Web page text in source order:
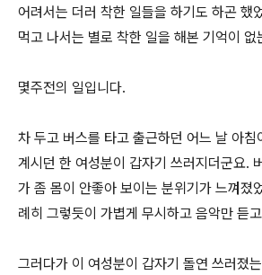
어려서는 더러 착한 일들을 하기도 하곤 했
먹고 나서는 별로 착한 일을 해본 기억이 없
몇주전의 일입니다.
차 두고 버스를 타고 출근하던 어느 날 아침
계시던 한 여성분이 갑자기 쓰러지더군요.
가 좀 몸이 안좋아 보이는 분위기가 느껴졌
례히 그렇듯이 가볍게 무시하고 음악만 듣
그러다가 이 여성분이 갑자기 돌연 쓰러졌